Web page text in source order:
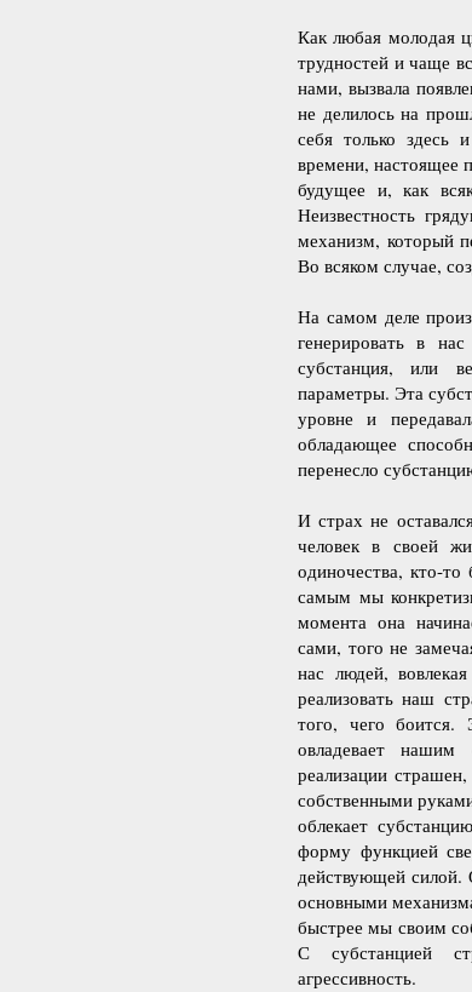
Как любая молодая
трудностей и чаще
нами, вызвала
не делилось на
себя только здесь
времени, настоящее
будущее и, как
Неизвестность
механизм, который
Во всяком случае,
На самом деле
генерировать в
субстанция, или
параметры. Эта
уровне и
обладающее
перенесло
И страх не
человек в своей
одиночества, кто-
самым мы
момента она
сами, того не
нас людей,
реализовать наш
того, чего боится.
овладевает нашим
реализации
собственными
облекает
форму функцией
действующей силой.
основными
быстрее мы своим
С субстанцией
агрессивность.